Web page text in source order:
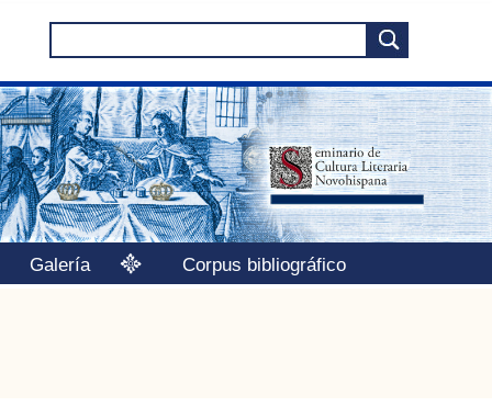
Galería Corpus bibliográfico